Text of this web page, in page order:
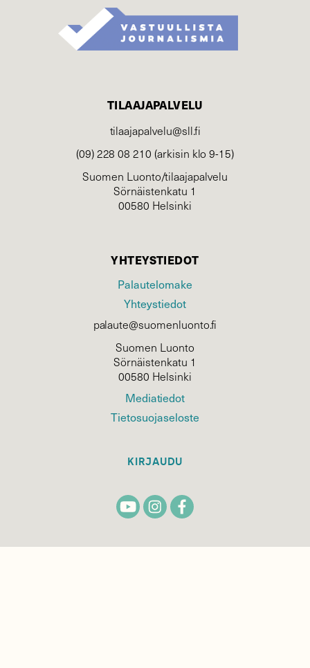
TILAAJAPALVELU
tilaajapalvelu@sll.fi
(09) 228 08 210 (arkisin klo 9-15)
Suomen Luonto/tilaajapalvelu
Sörnäistenkatu 1
00580 Helsinki
YHTEYSTIEDOT
Palautelomake
Yhteystiedot
palaute@suomenluonto.fi
Suomen Luonto
Sörnäistenkatu 1
00580 Helsinki
Mediatiedot
Tietosuojaseloste
KIRJAUDU